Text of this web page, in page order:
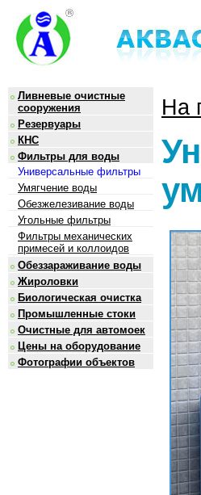
Ливневые очистные
сооружения
Резервуары
КНС
Фильтры для воды
Универсальные фильтры
Умягчение воды
Обезжелезивание воды
Угольные фильтры
Фильтры механических
примесей и коллоидов
Обеззараживание воды
Жироловки
Биологическая очистка
Промышленные стоки
Очистные для автомоек
Цены на оборудование
Фотографии объектов
На